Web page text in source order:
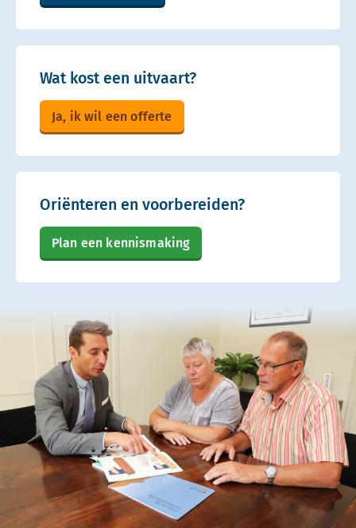
Wat kost een uitvaart?
Ja, ik wil een offerte
Oriënteren en voorbereiden?
Plan een kennismaking